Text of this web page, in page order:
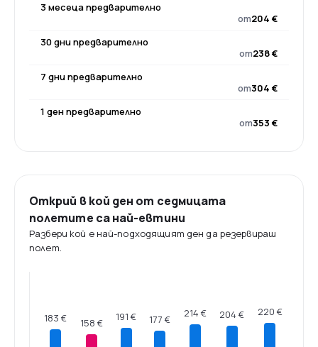
3 месеца предварително
от204 €
30 дни предварително
от238 €
7 дни предварително
от304 €
1 ден предварително
от353 €
Открий в кой ден от седмицата
полетите са най-евтини
Разбери кой е най-подходящият ден да резервираш
полет.
183 € 158 € 191 € 177 €
214 € 204 € 220 €